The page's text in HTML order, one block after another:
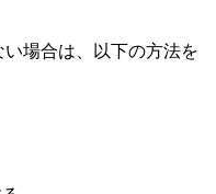
場合は、以下の方法を